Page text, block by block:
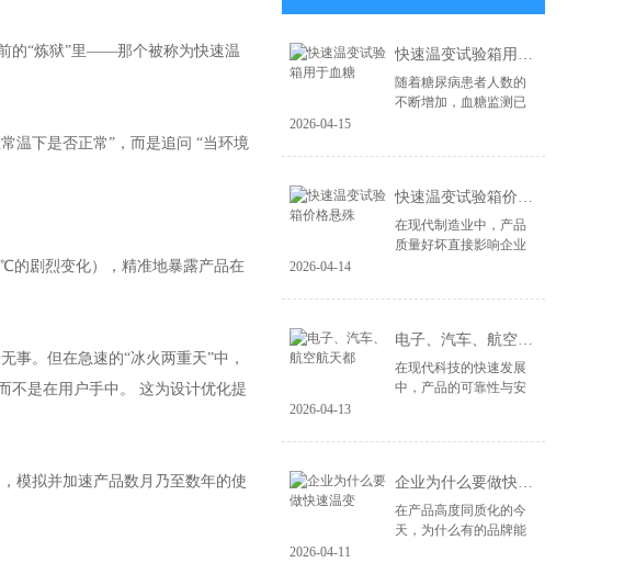
的“炼狱”里——那个被称为快速温
温下是否正常”，而是追问 “当环境
的剧烈变化），精准地暴露产品在
事。但在急速的“冰火两重天”中，
不是在用户手中。 这为设计优化提
模拟并加速产品数月乃至数年的使
快速温变试验箱用于血糖
随着糖尿病患者人数的
不断增加，血糖监测已
纸的准确性与稳定性直
理。因此，在生产...
2026-04-15
快速温变试验箱价格悬殊
在现代制造业中，产品
质量好坏直接影响企业
作为一种重要的环境试
子、材料汽车、航空
等...
2026-04-14
电子、汽车、航空航天都
在现代科技的快速发展
中，产品的可靠性与安
子、汽车和航空航天等
显得尤为关键。快速...
2026-04-13
企业为什么要做快速温变
在产品高度同质化的今
天，为什么有的品牌能
2026-04-11